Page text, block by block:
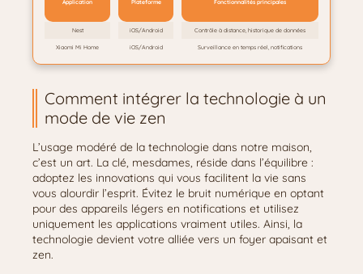
Application Plateforme Fonctionnalités principales
Nest iOS/Android Contrôle à distance, historique de données
Xiaomi Mi Home iOS/Android Surveillance en temps réel, notifications
Comment intégrer la technologie à un
mode de vie zen
L’usage modéré de la technologie dans notre maison,
c’est un art. La clé, mesdames, réside dans l’équilibre :
adoptez les innovations qui vous facilitent la vie sans
vous alourdir l’esprit. Évitez le bruit numérique en optant
pour des appareils légers en notifications et utilisez
uniquement les applications vraiment utiles. Ainsi, la
technologie devient votre alliée vers un foyer apaisant et
zen.